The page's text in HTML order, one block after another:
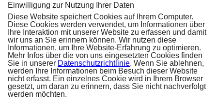
Kids & Teens
Nützliche Hinweise / Allgemeine Infos
Wissenswertes an Bord
CARNIVAL & CONTACT
Datenschutz
Einwilligung zur Nutzung Ihrer Daten
Diese Website speichert Cookies auf Ihrem Computer.
Diese Cookies werden verwendet, um Informationen über
Ihre Interaktion mit unserer Website zu erfassen und damit
wir uns an Sie erinnern können. Wir nutzen diese
Informationen, um Ihre Website-Erfahrung zu optimieren.
Mehr Infos über die von uns eingesetzten Cookies finden
Sie in unserer Datenschutzrichtlinie. Wenn Sie ablehnen,
werden Ihre Informationen beim Besuch dieser Website
nicht erfasst. Ein einzelnes Cookie wird in Ihrem Browser
gesetzt, um daran zu erinnern, dass Sie nicht nachverfolgt
werden möchten.